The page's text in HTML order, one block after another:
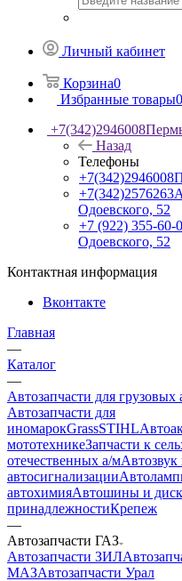
Личный кабинет
Корзина0
Избранные товары0
+7(342)2946008
Назад
Телефоны
+7(342)2946008
+7(342)2576263
Одоевского, 52
+7 (922) 355-60-
Одоевского, 52
Контактная информация
Вконтакте
Главная
—
Каталог
—
Автозапчасти для грузовых
Автозапчасти для
иномарокGrassSTIHL
мототехникеЗапчасти к
отечественных а/мАвтозвук
автосигнализации
автохимияАвтошины и
принадлежностиКрепеж
—
Автозапчасти ГАЗ
Автозапчасти ЗИЛ
МАЗАвтозапчасти Урал